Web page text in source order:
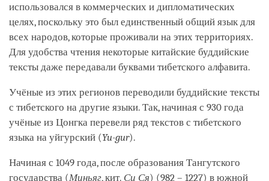
использовался в коммерческих и дипломатических
целях, поскольку это был единственный общий язык для
всех народов, которые проживали на этих территориях.
Для удобства чтения некоторые китайские буддийские
тексты даже передавали буквами тибетского алфавита.
Учёные из этих регионов переводили буддийские тексты
с тибетского на другие языки. Так, начиная с 930 года
учёные из Цонгка перевели ряд текстов с тибетского
языка на уйгурский (Yu-gur).
Начиная с 1049 года, после образования Тангутского
государства (Миньяг, кит. Си Ся) (982 – 1227) в южной